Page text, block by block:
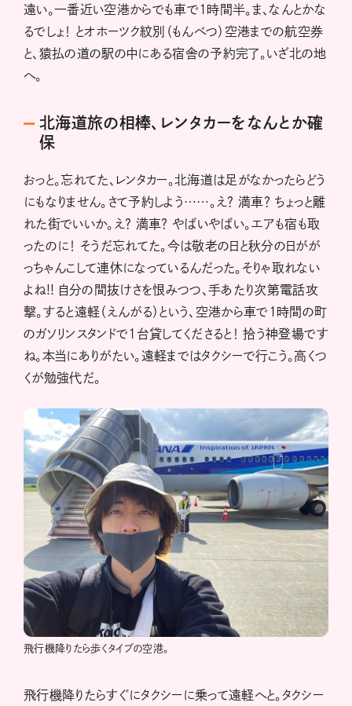
遠い。一番近い空港からでも車で1時間半。ま、なんとかな
るでしょ！ とオホーツク紋別（もんべつ）空港までの航空券
と、猿払の道の駅の中にある宿舎の予約完了。いざ北の地
へ。
北海道旅の相棒、レンタカーをなんとか確
保
おっと。忘れてた、レンタカー。北海道は足がなかったらどう
にもなりません。さて予約しよう……。え？ 満車？ ちょっと離
れた街でいいか。え？ 満車？ やばいやばい。エアも宿も取
ったのに！ そうだ忘れてた。今は敬老の日と秋分の日がが
っちゃんこして連休になっているんだった。そりゃ取れない
よね!! 自分の間抜けさを恨みつつ、手あたり次第電話攻
撃。すると遠軽（えんがる）という、空港から車で1時間の町
のガソリンスタンドで1台貸してくださると！ 拾う神登場です
ね。本当にありがたい。遠軽まではタクシーで行こう。高くつ
くが勉強代だ。
飛行機降りたら歩くタイプの空港。
飛行機降りたらすぐにタクシーに乗って遠軽へと。タクシー